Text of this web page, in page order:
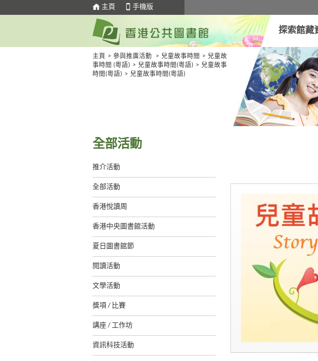
主頁 手機版
探索館藏
主頁 > 參與推廣活動 > 兒童故事時間 > 兒童故
事時間 (粵語) > 兒童故事時間(粵語) > 兒童故事
時間(粵語) > 兒童故事時間(粵語)
全部活動
推介活動
全部活動
香港悅讀周
香港中央圖書館活動
夏日圖書館節
閱讀活動
文學活動
獎項 / 比賽
講座 / 工作坊
資訊科技活動